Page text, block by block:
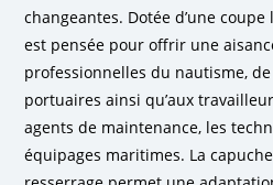
changeantes. Dotée d’une
est pensée pour offrir une
professionnelles du nautisme,
portuaires ainsi qu’aux
agents de maintenance, les
équipages maritimes. La